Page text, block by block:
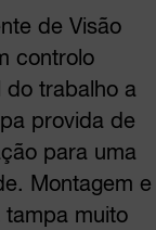
de Visão
controlo
do trabalho a
provida de
para uma
Montagem e
tampa muito